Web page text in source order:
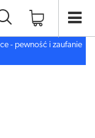
- pewność i zaufanie